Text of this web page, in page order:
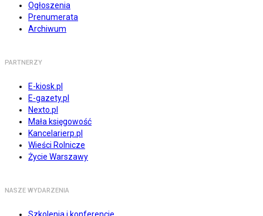
Ogłoszenia
Prenumerata
Archiwum
PARTNERZY
E-kiosk.pl
E-gazety.pl
Nexto.pl
Mała księgowość
Kancelarierp.pl
Wieści Rolnicze
Życie Warszawy
NASZE WYDARZENIA